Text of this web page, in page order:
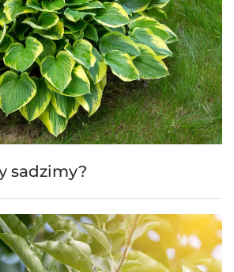
sadzimy?